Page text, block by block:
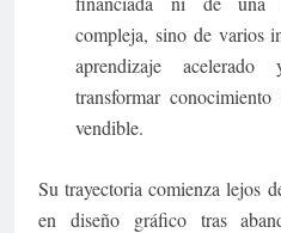
compleja, sino de varios
aprendizaje
transformar
vendible.
Su trayectoria comienza lejos
en diseño gráfico tras